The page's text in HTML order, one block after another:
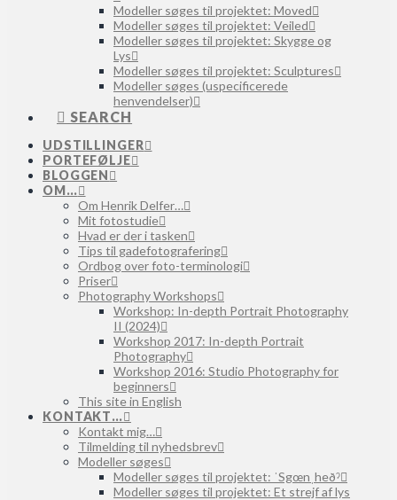
Modeller søges til projektet: Moved
Modeller søges til projektet: Veiled
Modeller søges til projektet: Skygge og
Lys
Modeller søges til projektet: Sculptures
Modeller søges (uspecificerede
henvendelser)
SEARCH
UDSTILLINGER
PORTEFØLJE
BLOGGEN
OM…
Om Henrik Delfer…
Mit fotostudie
Hvad er der i tasken
Tips til gadefotografering
Ordbog over foto-terminologi
Priser
Photography Workshops
Workshop: In-depth Portrait Photography
II (2024)
Workshop 2017: In-depth Portrait
Photography
Workshop 2016: Studio Photography for
beginners
This site in English
KONTAKT…
Kontakt mig…
Tilmelding til nyhedsbrev
Modeller søges
Modeller søges til projektet: ˈSgœnˌheðˀ
Modeller søges til projektet: Et strejf af lys